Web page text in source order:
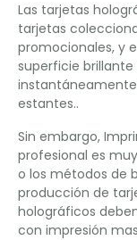
Las tarjetas
tarjetas
promocionales, y
superficie
estantes..
Sin embargo,
profesional es
o los métodos de
producción de
holográficos
con impresión